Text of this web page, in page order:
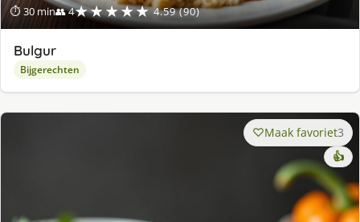
⏱ 30 min👥 4★★★★★ 4.59 (90)
Bulgur
Bijgerechten
Maak favoriet3
👍